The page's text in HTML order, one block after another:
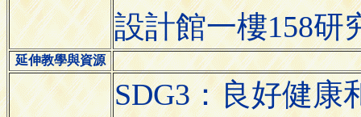
設計館一樓158研
延伸教學與資源
SDG3：良好健康